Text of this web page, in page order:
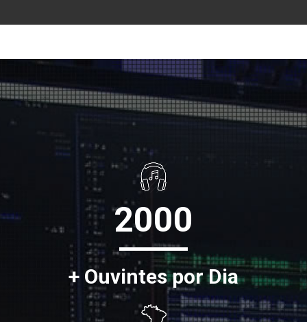
2000
+ Ouvintes por Dia